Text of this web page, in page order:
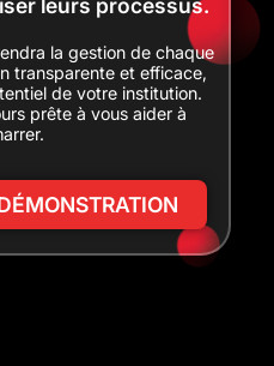
la gestion de chaque
transparente et efficace,
de votre institution.
prête à vous aider à